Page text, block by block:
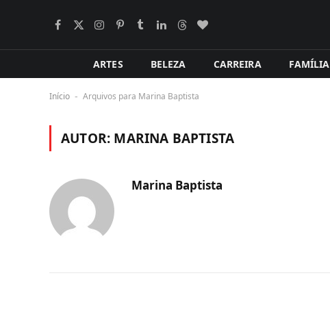
Facebook
X
Instagram
Pinterest
TumblrLinkedIn
TópicosBlogLovin
ARTES BELEZA CARREIRA FAMÍLIA
Início - Arquivos para Marina Baptista
AUTOR: MARINA BAPTISTA
Marina Baptista